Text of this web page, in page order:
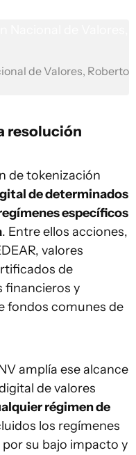
de Valores, Roberto
resolución
de tokenización
de determinados
específicos
. Entre ellos acciones,
valores
de
financieros y
fondos comunes de
amplía ese alcance
de valores
régimen de
los regímenes
su bajo impacto y